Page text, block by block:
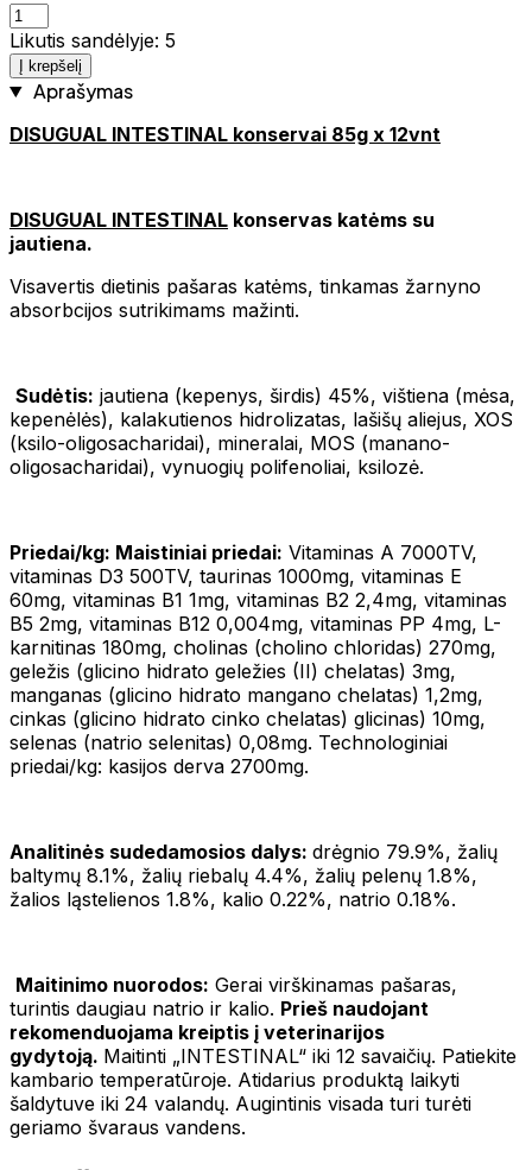
Likutis sandėlyje: 5
Į krepšelį
Aprašymas
DISUGUAL INTESTINAL konservai 85g x 12vnt
DISUGUAL INTESTINAL konservas katėms su
jautiena.
Visavertis dietinis pašaras katėms, tinkamas žarnyno
absorbcijos sutrikimams mažinti.
Sudėtis: jautiena (kepenys, širdis) 45%, vištiena (mėsa,
kepenėlės), kalakutienos hidrolizatas, lašišų aliejus, XOS
(ksilo-oligosacharidai), mineralai, MOS (manano-
oligosacharidai), vynuogių polifenoliai, ksilozė.
Priedai/kg: Maistiniai priedai: Vitaminas A 7000TV,
vitaminas D3 500TV, taurinas 1000mg, vitaminas E
60mg, vitaminas B1 1mg, vitaminas B2 2,4mg, vitaminas
B5 2mg, vitaminas B12 0,004mg, vitaminas PP 4mg, L-
karnitinas 180mg, cholinas (cholino chloridas) 270mg,
geležis (glicino hidrato geležies (II) chelatas) 3mg,
manganas (glicino hidrato mangano chelatas) 1,2mg,
cinkas (glicino hidrato cinko chelatas) glicinas) 10mg,
selenas (natrio selenitas) 0,08mg. Technologiniai
priedai/kg: kasijos derva 2700mg.
Analitinės sudedamosios dalys: drėgnio 79.9%, žalių
baltymų 8.1%, žalių riebalų 4.4%, žalių pelenų 1.8%,
žalios ląstelienos 1.8%, kalio 0.22%, natrio 0.18%.
Maitinimo nuorodos: Gerai virškinamas pašaras,
turintis daugiau natrio ir kalio. Prieš naudojant
rekomenduojama kreiptis į veterinarijos
gydytoją. Maitinti „INTESTINAL“ iki 12 savaičių. Patiekite
kambario temperatūroje. Atidarius produktą laikyti
šaldytuve iki 24 valandų. Augintinis visada turi turėti
geriamo švaraus vandens.